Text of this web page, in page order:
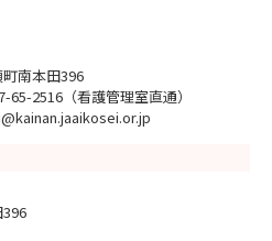
南本田396
2516（看護管理室直通）